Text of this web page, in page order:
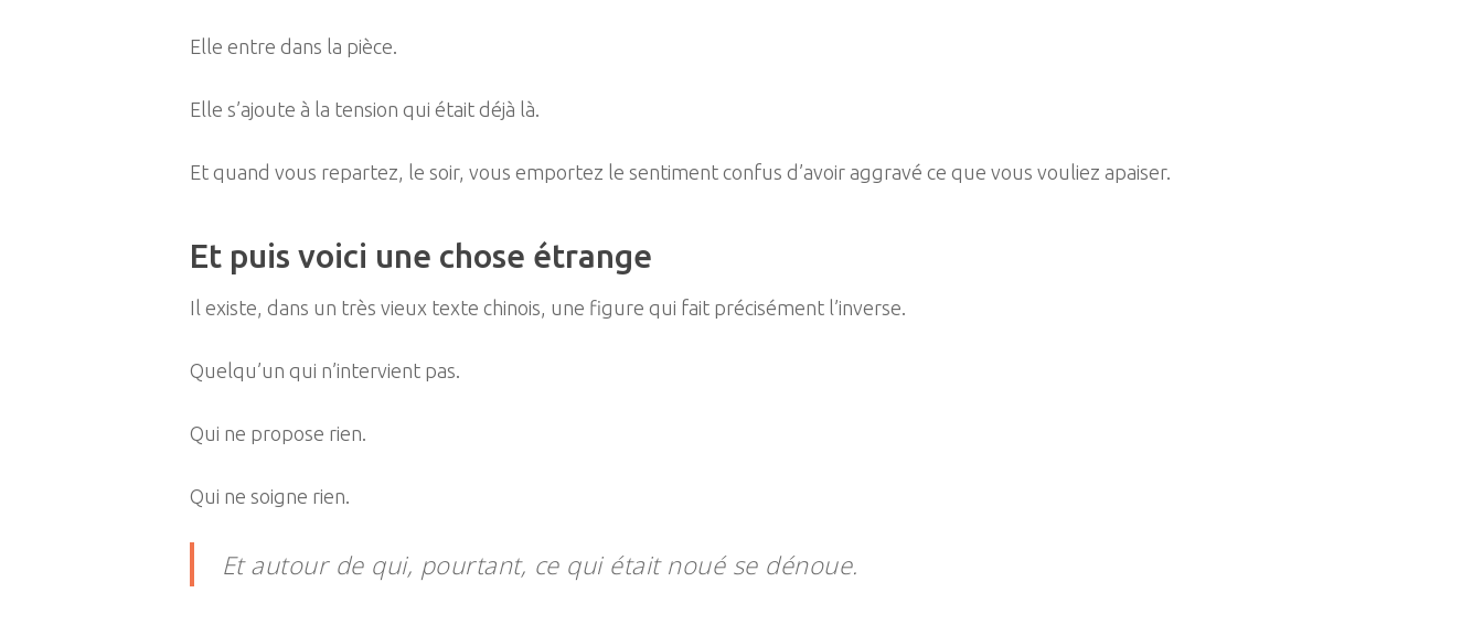
Elle entre dans la pièce.
Elle s’ajoute à la tension qui était déjà là.
Et quand vous repartez, le soir, vous emportez le sentiment confus d’avoir aggravé ce que vous vouliez apaiser.
Et puis voici une chose étrange
Il existe, dans un très vieux texte chinois, une figure qui fait précisément l’inverse.
Quelqu’un qui n’intervient pas.
Qui ne propose rien.
Qui ne soigne rien.
Et autour de qui, pourtant, ce qui était noué se dénoue.